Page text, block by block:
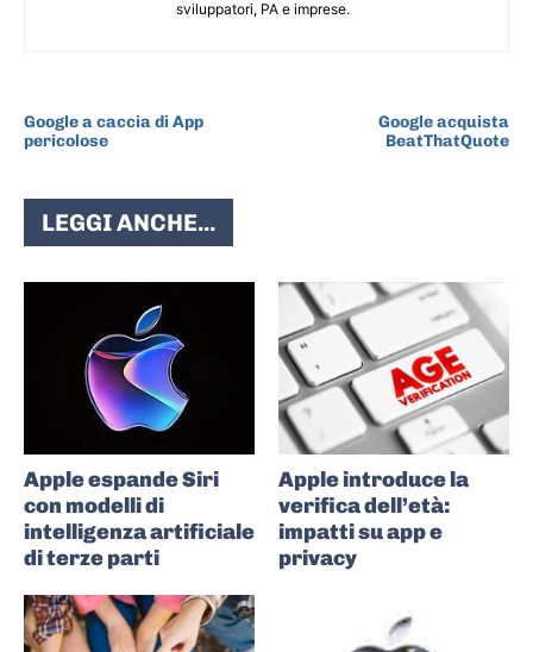
sviluppatori, PA e imprese.
Google a caccia di App
pericolose
Google acquista
BeatThatQuote
LEGGI ANCHE...
Apple espande Siri
con modelli di
intelligenza artificiale
di terze parti
Apple introduce la
verifica dell’età:
impatti su app e
privacy